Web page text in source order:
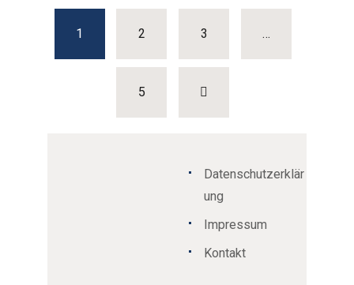
PAGE
1 PAGE
2 PAGE
3 …
PAGE
5
Datenschutzerklär
ung
Impressum
Kontakt